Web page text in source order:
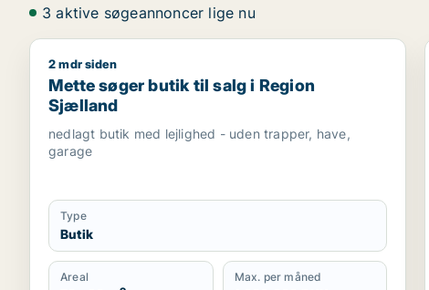
3 aktive søgeannoncer lige nu
Mette søger butik til salg i Region Sjælland
2 mdr siden
Mette søger butik til salg i Region
Sjælland
nedlagt butik med lejlighed - uden trapper, have,
garage
Type
Butik
Areal Max. per måned